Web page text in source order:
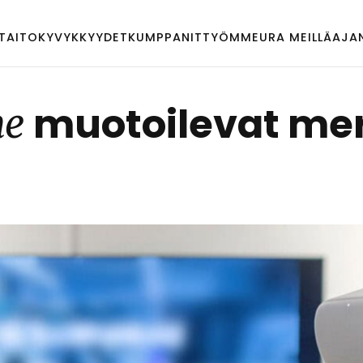
KYVYKKYYDETKUMPPANITTYÖMMEURA MEILLÄ
muo­toi­le­vat